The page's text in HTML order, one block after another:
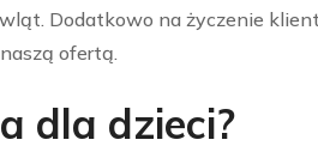
Dodatkowo na życzenie
ofertą.
dla dzieci?